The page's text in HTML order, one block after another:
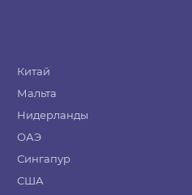
Китай
Мальта
Нидерланды
ОАЭ
Сингапур
США